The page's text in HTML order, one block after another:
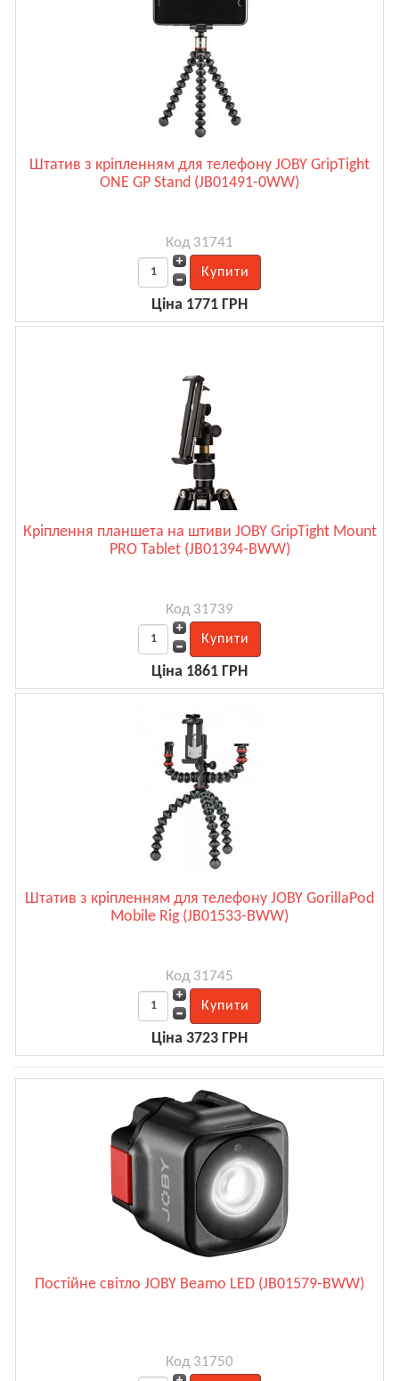
Штатив з кріпленням для телефону JOBY GripTight
ONE GP Stand (JB01491-0WW)
Код 31741
Ціна 1771 ГРН
Кріплення планшета на штиви JOBY GripTight Mount
PRO Tablet (JB01394-BWW)
Код 31739
Ціна 1861 ГРН
Штатив з кріпленням для телефону JOBY GorillaPod
Mobile Rig (JB01533-BWW)
Код 31745
Ціна 3723 ГРН
Постійне світло JOBY Beamo LED (JB01579-BWW)
Код 31750